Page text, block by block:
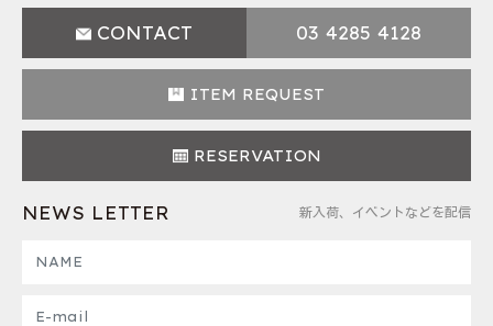
CONTACT 03 4285 4128
ITEM REQUEST
RESERVATION
NEWS LETTER 新入荷、イベントなどを配信